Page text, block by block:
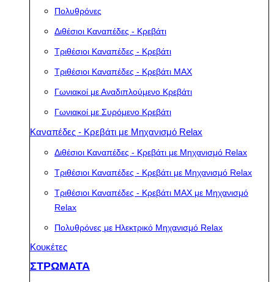
Πολυθρόνες
Διθέσιοι Καναπέδες - Κρεβάτι
Τριθέσιοι Καναπέδες - Κρεβάτι
Τριθέσιοι Καναπέδες - Κρεβάτι MAX
Γωνιακοί με Αναδιπλούμενο Κρεβάτι
Γωνιακοί με Συρόμενο Κρεβάτι
Καναπέδες - Κρεβάτι με Μηχανισμό Relax
Διθέσιοι Καναπέδες - Κρεβάτι με Μηχανισμό Relax
Τριθέσιοι Καναπέδες - Κρεβάτι με Μηχανισμό Relax
Τριθέσιοι Καναπέδες - Κρεβάτι MAX με Μηχανισμό
Relax
Πολυθρόνες με Ηλεκτρικό Μηχανισμό Relax
Κουκέτες
ΣΤΡΩΜΑΤΑ